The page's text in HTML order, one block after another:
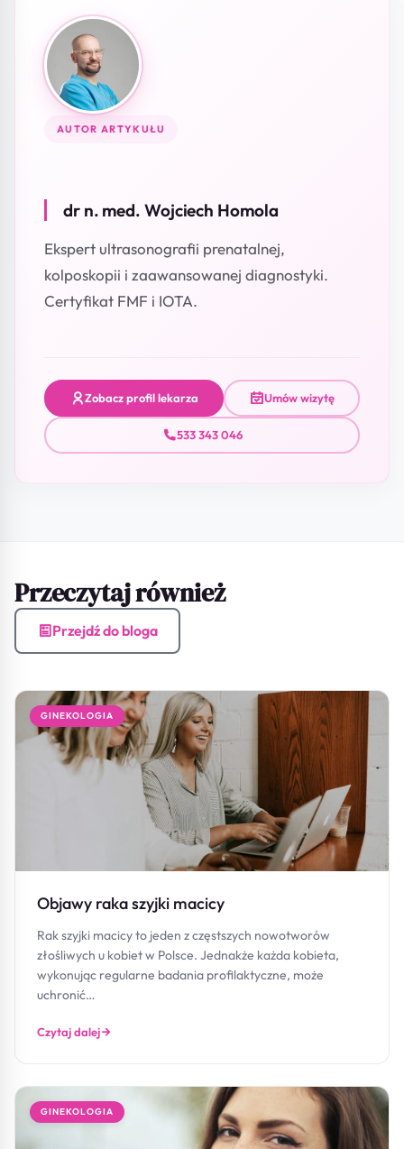
AUTOR ARTYKUŁU
dr n. med. Wojciech Homola
Ekspert ultrasonografii prenatalnej,
kolposkopii i zaawansowanej diagnostyki.
Certyfikat FMF i IOTA.
Zobacz profil lekarza Umów wizytę
533 343 046
Przeczytaj również
Przejdź do bloga
GINEKOLOGIA
Objawy raka szyjki macicy
Rak szyjki macicy to jeden z częstszych nowotworów
złośliwych u kobiet w Polsce. Jednakże każda kobieta,
wykonując regularne badania profilaktyczne, może
uchronić…
Czytaj dalej
GINEKOLOGIA